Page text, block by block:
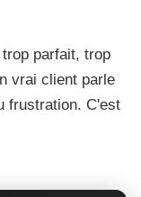
parfait, trop
vrai client parle
frustration. C'est